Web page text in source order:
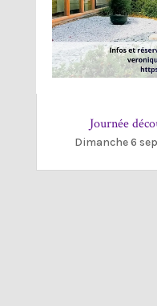
Journée
Dimanche 6